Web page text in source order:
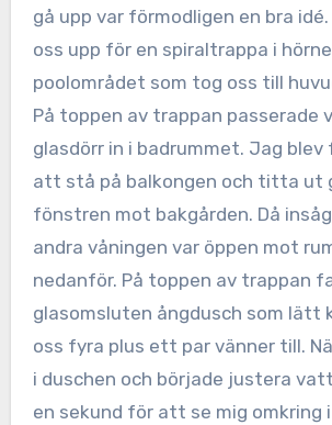
gå upp var förmodligen en bra
oss upp för en spiraltrappa i
poolområdet som tog oss till
På toppen av trappan passerade
glasdörr in i badrummet. Jag blev
att stå på balkongen och titta ut
fönstren mot bakgården. Då
andra våningen var öppen mot
nedanför. På toppen av trappan
glasomsluten ångdusch som lätt
oss fyra plus ett par vänner till.
i duschen och började justera
en sekund för att se mig omkring